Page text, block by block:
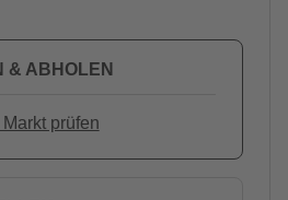
& ABHOLEN
prüfen